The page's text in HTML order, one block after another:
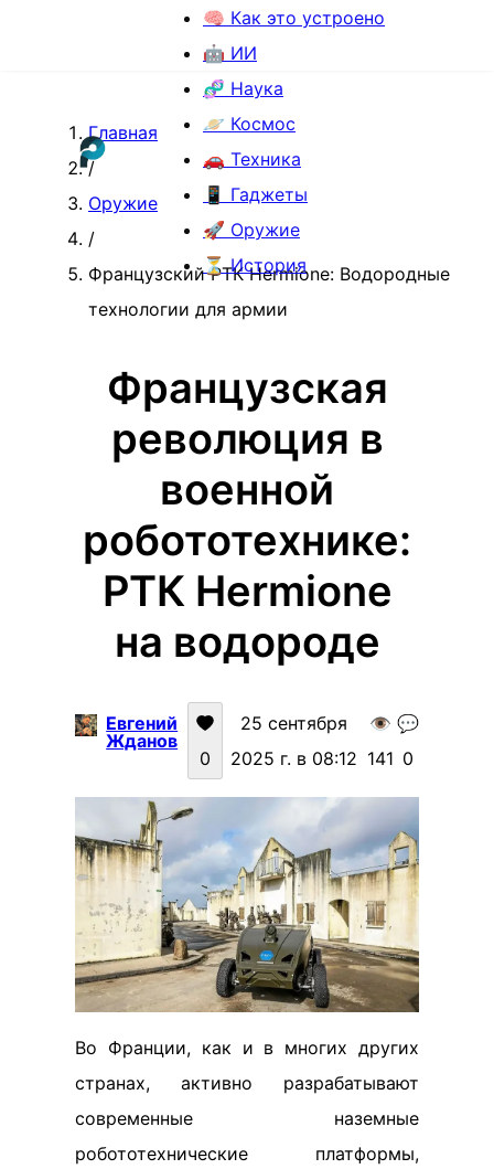
🧠 Как это устроено
🤖 ИИ
🧬 Наука
🪐 Космос
🚗 Техника
📱 Гаджеты
🚀 Оружие
⏳ История
Главная
/
Оружие
/
Французский РТК Hermione: Водородные
технологии для армии
Французская
революция в
военной
робототехнике:
РТК Hermione
на водороде
Евгений
Жданов
0
25 сентября
2025 г. в 08:12
👁️
141
💬
0
Во Франции, как и в многих других
странах, активно разрабатывают
современные наземные
робототехнические платформы,